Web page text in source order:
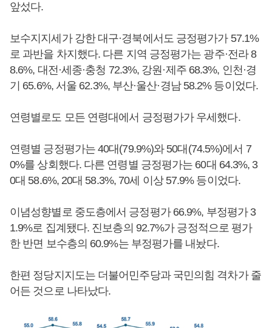
앞섰다.
보수지지세가 강한 대구·경북에서도 긍정평가가 57.1%
로 과반을 차지했다. 다른 지역 긍정평가는 광주·전라 8
8.6%, 대전·세종·충청 72.3%, 강원·제주 68.3%, 인천·경
기 65.6%, 서울 62.3%, 부산·울산·경남 58.2% 등이었다.
연령별로도 모든 연령대에서 긍정평가가 우세했다.
연령별 긍정평가는 40대(79.9%)와 50대(74.5%)에서 7
0%를 상회했다. 다른 연령별 긍정평가는 60대 64.3%, 3
0대 58.6%, 20대 58.3%, 70세 이상 57.9% 등이었다.
이념성향별로 중도층에서 긍정평가 66.9%, 부정평가 3
1.9%로 집계됐다. 진보층의 92.7%가 긍정적으로 평가
한 반면 보수층의 60.9%는 부정평가를 내놨다.
한편 정당지지도는 더불어민주당과 국민의힘 격차가 줄
어든 것으로 나타났다.